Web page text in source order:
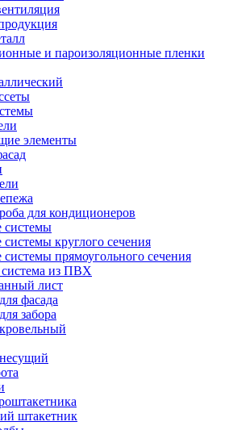
и пароизоляционные пленки
элементы
для кондиционеров
системы
круглого сечения
прямоугольного сечения
система из ПВХ
лист
фасада
забора
штакетник